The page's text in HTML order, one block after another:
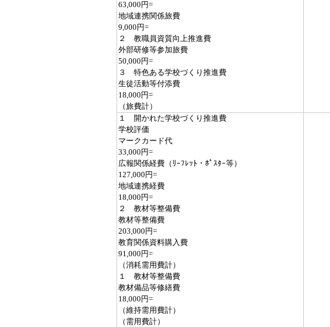
63,000円=
地域連携関係旅費
9,000円=
２ 教職員資質向上推進費
外部研修等参加旅費
50,000円=
３ 特色ある学校づくり推進費
生徒活動等付添費
18,000円=
（旅費計）
１ 開かれた学校づくり推進費
学校評価
マークカード代
33,000円=
広報関係経費（ﾘｰﾌﾚｯﾄ・ﾎﾟｽﾀｰ等）
127,000円=
地域連携経費
18,000円=
２ 教材等整備費
教材等整備費
203,000円=
教育関係資料購入費
91,000円=
（消耗需用費計）
１ 教材等整備費
教材備品等修繕費
18,000円=
（維持需用費計）
（需用費計）